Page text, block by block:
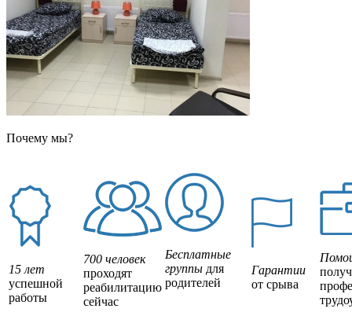
Почему мы?
15 лет
успешной
работы
700 человек
проходят
реабилитацию
сейчас
Бесплатные
группы для
родителей
Гарантии
от срыва